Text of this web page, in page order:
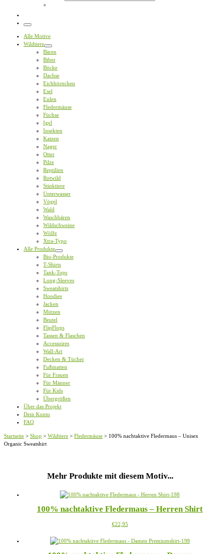
×
Menü
Alle Motive
Wildtiere
Bären
Biber
Böcke
Dachse
Eichhörnchen
Esel
Eulen
Fledermäuse
Füchse
Igel
Insekten
Katzen
Nager
Otter
Pilze
Reptilien
Rotwild
Stinktiere
Unterwasser
Vögel
Wald
Waschbären
Wildschweine
Wölfe
Xtra-Typo
Alle Produkte
Bio-Produkte
T-Shirts
Tank-Tops
Long-Sleeves
Sweatshirts
Hoodies
Jacken
Mützen
Beutel
FlipFlops
Tassen & Flaschen
Accessoires
Wall-Art
Decken & Tücher
Fußmatten
Für Frauen
Für Männer
Für Kids
Übergrößen
Über das Projekt
Dein Konto
FAQ
Startseite > Shop > Wildtiere > Fledermäuse > 100% nachtaktive Fledermaus – Unisex
Organic Sweatshirt
Mehr Produkte mit diesem Motiv...
100% nachtaktive Fledermaus – Herren Shirt
€22,95Dieses
weist